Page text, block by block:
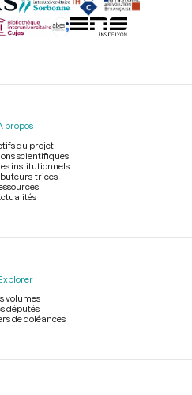
propos
du projet
scientifiques
institutionnels
trices
volumes
députés
de doléances